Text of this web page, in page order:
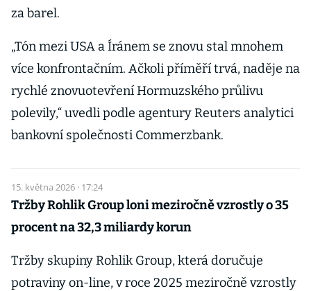
za barel.
„Tón mezi USA a Íránem se znovu stal mnohem
více konfrontačním. Ačkoli příměří trvá, naděje na
rychlé znovuotevření Hormuzského průlivu
polevily,“ uvedli podle agentury Reuters analytici
bankovní společnosti Commerzbank.
15. května 2026 · 17:24
Tržby Rohlik Group loni meziročně vzrostly o 35
procent na 32,3 miliardy korun
Tržby skupiny Rohlik Group, která doručuje
potraviny on-line, v roce 2025 meziročně vzrostly